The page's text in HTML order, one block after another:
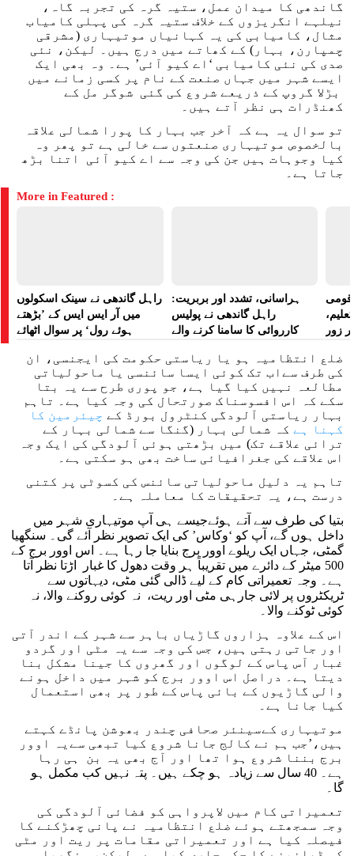
گاندھی کا میدان عمل، ستیہ گرہ کی تجربہ گاہ،
نیلہے انگریزوں کے خلاف ستیہ گرہ کی پہلی کامیاب
مثال، کامیابی کی یہ کہانیاں موتیہاری (مشرقی
چمپارن، بہار) کے کھاتے میں درج ہیں۔ لیکن، نئی
صدی کی نئی کامیابی ‘اے کیو آئی’ ہے۔ وہ بھی ایک
ایسے شہر میں جہاں صنعت کے نام پر کسی زمانے میں
بڑلا گروپ کے ذریعے شروع کی گئی شوگر مل کے
کھنڈرات ہی نظر آتے ہیں۔
تو سوال یہ ہے کہ آخر جب بہار کا پورا شمالی علاقہ
بالخصوص موتیہاری صنعتوں سے خالی ہے تو پھر وہ
کیا وجوہات ہیں جن کی وجہ سے اے کیو آئی اتنا بڑھ
جاتا ہے۔
More in Featured :
راہل گاندھی نے سینک اسکولوں
میں آر ایس ایس کے ’بڑھتے
ہوئے رول‘ پر سوال اٹھائے
ہراسانی، تشدد اور بربریت:
راہل گاندھی نے پولیس
کارروائی کا سامنا کرنے والے
قومی
زور
ضلع انتظامیہ ہو یا ریاستی حکومت کی ایجنسی، ان
کی طرف سےاب تک کوئی ایسا سائنسی یا ماحولیاتی
مطالعہ نہیں کیا گیا ہے، جو پوری طرح سے یہ بتا
سکے کہ اس افسوسناک صورتحال کی وجہ کیا ہے۔ تاہم
بہار ریاستی آلودگی کنٹرول بورڈ کے چیئرمین کا
کہنا ہے کہ شمالی بہار (گنگا سے شمالی بہار کے
ترائی علاقے تک) میں بڑھتی ہوئی آلودگی کی ایک وجہ
اس علاقے کی جغرافیائی ساخت بھی ہو سکتی ہے۔
تاہم یہ دلیل ماحولیاتی سائنس کی کسوٹی پر کتنی
درست ہے، یہ تحقیقات کا معاملہ ہے۔
بتیا کی طرف سے آتے ہوئےجیسے ہی آپ موتیہاری شہر میں
داخل ہوں گے، آپ کو ‘وکاس’ کی ایک تصویر نظر آئے گی۔ سنگھیا
گمٹی، جہاں ایک ریلوے اوور برج بنایا جا رہا ہے۔ اس اوور برج کے
500 میٹر کے دائرے میں تقریباً ہر وقت دھول کا غبار اڑتا نظر آتا
ہے۔ وجہ تعمیراتی کام کے لیے ڈالی گئی مٹی، دیہاتوں سے
ٹریکٹروں پر لائی جارہی مٹی اور ریت، نہ کوئی روکنے والا، نہ
کوئی ٹوکنے والا۔
اس کے علاوہ ہزاروں گاڑیاں باہر سے شہر کے اندر آتی
اور جاتی رہتی ہیں، جس کی وجہ سے یہ مٹی اور گردو
غبار آس پاس کے لوگوں اور گھروں کا جینا مشکل بنا
دیتا ہے۔ دراصل اس اوور برج کو شہر میں داخل ہونے
والی گاڑیوں کے بائی پاس کے طور پر بھی استعمال
کیا جانا ہے۔
موتیہاری کےسینئر صحافی چندر بھوشن پانڈے کہتے
ہیں،’جب ہم نے کالج جانا شروع کیا تبھی سےیہ اوور
برج بننا شروع ہوا تھا اور آج بھی یہ بن ہی رہا
ہے۔ 40 سال سے زیادہ ہو چکے ہیں۔ پتہ نہیں کب مکمل ہو
گا۔
تعمیراتی کام میں لاپرواہی کو فضائی آلودگی کی
وجہ سمجھتے ہوئے ضلع انتظامیہ نے پانی چھڑکنے کا
فیصلہ کیا ہے اور تعمیراتی مقامات پر ریت اور مٹی